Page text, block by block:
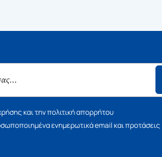
και την πολιτική απορρήτου
ενημερωτικά email και προτάσεις